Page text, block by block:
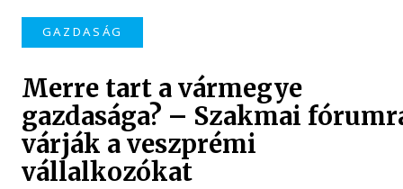
GAZDASÁG
Merre tart a vármegye
gazdasága? – Szakmai
várják a veszprémi
vállalkozókat